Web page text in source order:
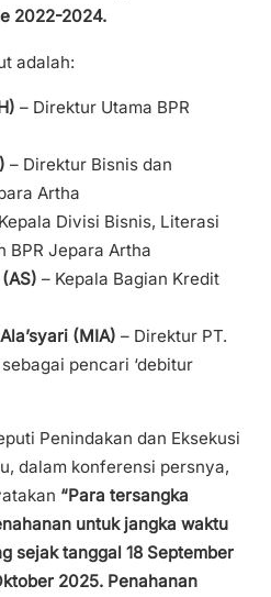
2022-2024.
adalah:
– Direktur Utama BPR
– Direktur Bisnis dan
Artha
Divisi Bisnis, Literasi
BPR Jepara Artha
– Kepala Bagian Kredit
(MIA) – Direktur PT.
pencari ‘debitur
Penindakan dan Eksekusi
dalam konferensi persnya,
“Para tersangka
untuk jangka waktu
sejak tanggal 18 September
2025. Penahanan